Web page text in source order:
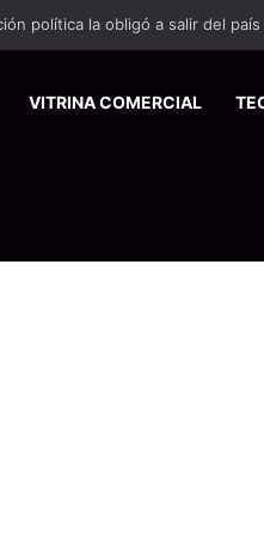
VITRINA COMERCIAL